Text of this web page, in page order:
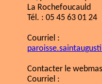
La Rochefoucauld
Tél. : 05 45 63 01 24
Courriel :
Contacter le
Courriel :